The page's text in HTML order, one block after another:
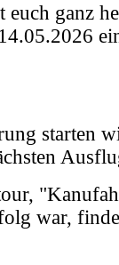
ganz
starten
war,